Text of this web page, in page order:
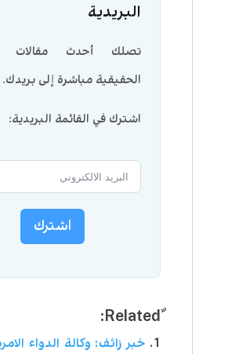
البريدية
تصلك أحدث مقالات
الحقيقية مباشرة إلى بريدك.
اشترك في القائمة البريدية:
اشترك
ٌRelated:
خبر زائف: وكالة الدواء